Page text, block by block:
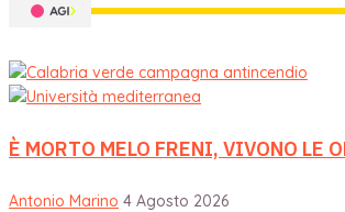
È MORTO MELO FRENI, VIVONO LE
Antonio Marino 4 Agosto 2026